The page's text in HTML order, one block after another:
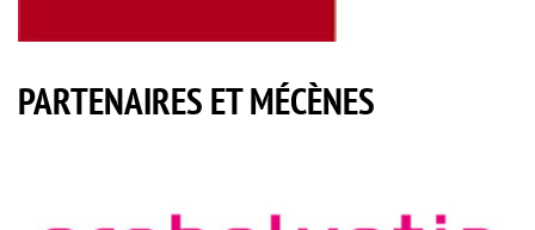
PARTENAIRES ET MÉCÈNES